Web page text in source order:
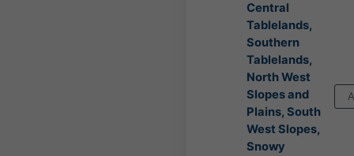
Central
Tablelands,
Southern
Tablelands,
North West
Slopes and
Plains, South
West Slopes,
Snowy